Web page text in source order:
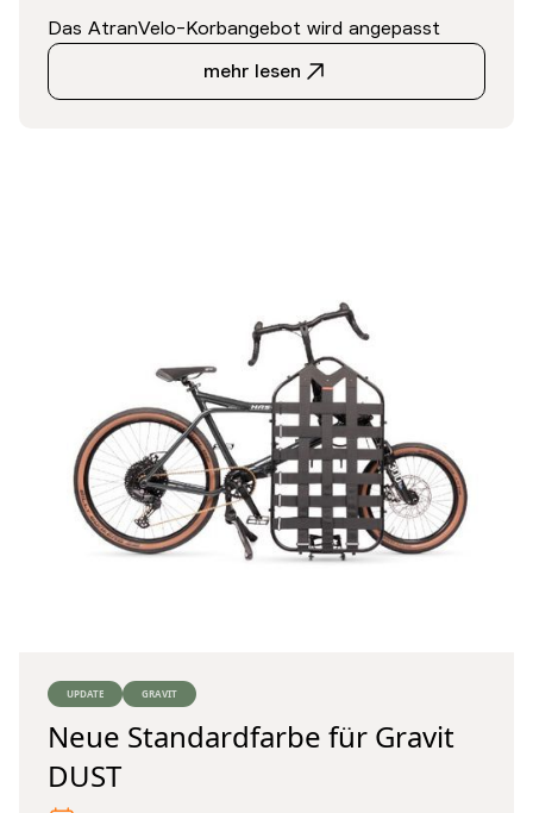
Das AtranVelo-Korbangebot wird angepasst
mehr lesen
UPDATE GRAVIT
Neue Standardfarbe für Gravit
DUST